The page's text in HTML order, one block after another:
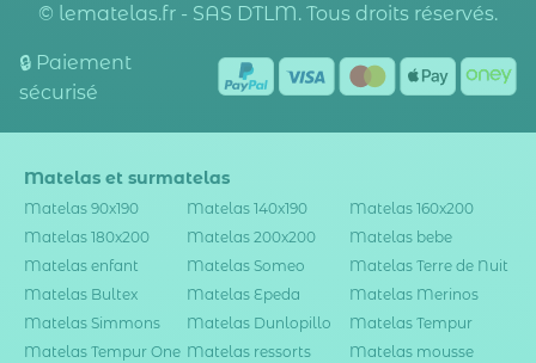
© lematelas.fr - SAS DTLM. Tous droits réservés.
🔒 Paiement
sécurisé
Matelas et surmatelas
Matelas 90x190 Matelas 140x190
Matelas 160x200
Matelas 180x200
Matelas 200x200
Matelas bebe
Matelas enfant
Matelas Someo
Matelas Terre de Nuit
Matelas Bultex
Matelas Epeda
Matelas Merinos
Matelas Simmons
Matelas Dunlopillo
Matelas Tempur
Matelas Tempur One Matelas ressorts
Matelas mousse